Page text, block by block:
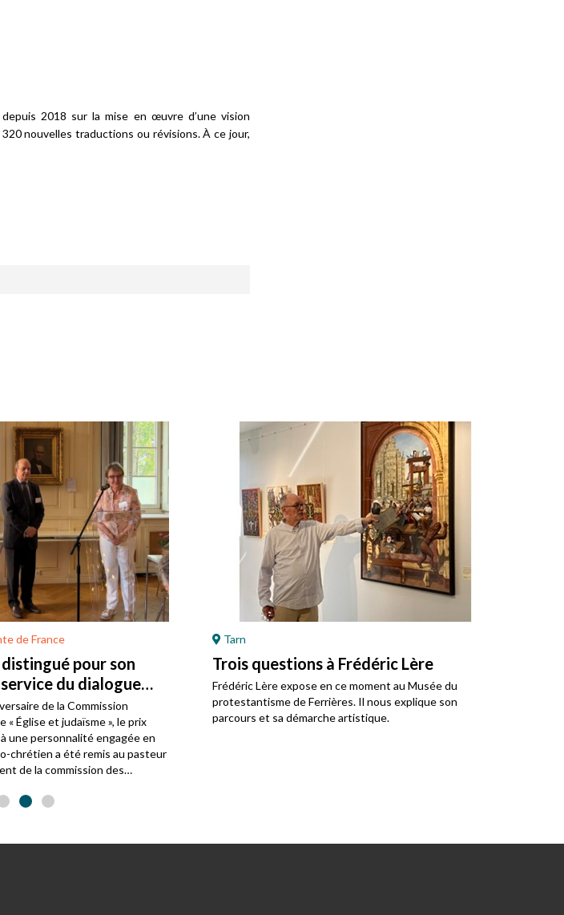
2018 sur la mise en œuvre d’une vision
nouvelles traductions ou révisions. À ce jour,
de France
pour son
du dialogue
de la Commission
Église et judaïsme », le prix
une personnalité engagée en
chrétien a été remis au pasteur
de la commission des
Tarn
Trois questions à Frédéric Lère
Frédéric Lère expose en ce moment au Musée du
protestantisme de Ferrières. Il nous explique son
parcours et sa démarche artistique.